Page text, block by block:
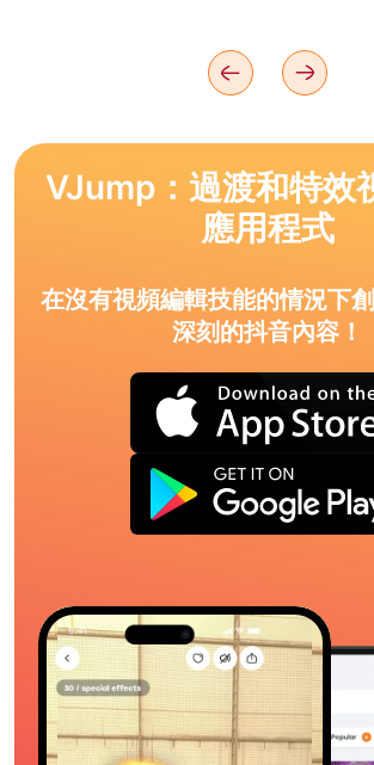
VJump：過渡和特效
應用程式
在沒有視頻編輯技能的情況下
深刻的抖音內容！